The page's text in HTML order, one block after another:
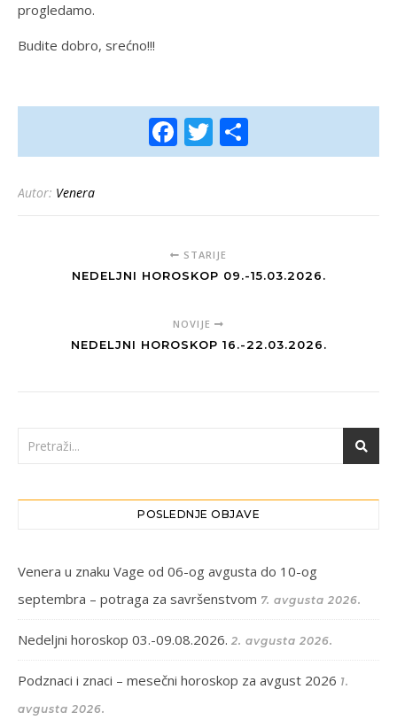
progledamo.
Budite dobro, srećno!!!
Facebook
Twitter
Autor: Venera
STARIJE
NEDELJNI HOROSKOP 09.-15.03.2026.
NOVIJE
NEDELJNI HOROSKOP 16.-22.03.2026.
POSLEDNJE OBJAVE
Venera u znaku Vage od 06-og avgusta do 10-og
septembra – potraga za savršenstvom 7. avgusta 2026.
Nedeljni horoskop 03.-09.08.2026. 2. avgusta 2026.
Podznaci i znaci – mesečni horoskop za avgust 2026 1.
avgusta 2026.